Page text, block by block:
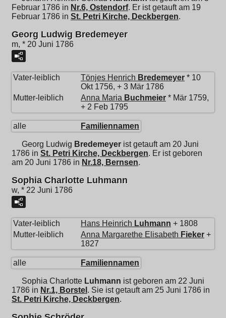
Februar 1786 in Nr.6, Ostendorf. Er ist getauft am 19
Februar 1786 in St. Petri Kirche, Deckbergen.
Georg Ludwig Bredemeyer
m, * 20 Juni 1786
Vater-leiblich Tönjes Henrich Bredemeyer * 10
Okt 1756, + 3 Mär 1786
Mutter-leiblich
Anna Maria Buchmeier * Mär 1759,
+ 2 Feb 1795
alle Familiennamen
Georg Ludwig Bredemeyer ist getauft am 20 Juni
1786 in St. Petri Kirche, Deckbergen. Er ist geboren
am 20 Juni 1786 in Nr.18, Bernsen.
Sophia Charlotte Luhmann
w, * 22 Juni 1786
Vater-leiblich Hans Heinrich Luhmann + 1808
Mutter-leiblich
Anna Margarethe Elisabeth Fieker +
1827
alle Familiennamen
Sophia Charlotte Luhmann ist geboren am 22 Juni
1786 in Nr.1, Borstel . Sie ist getauft am 25 Juni 1786 in
St. Petri Kirche, Deckbergen.